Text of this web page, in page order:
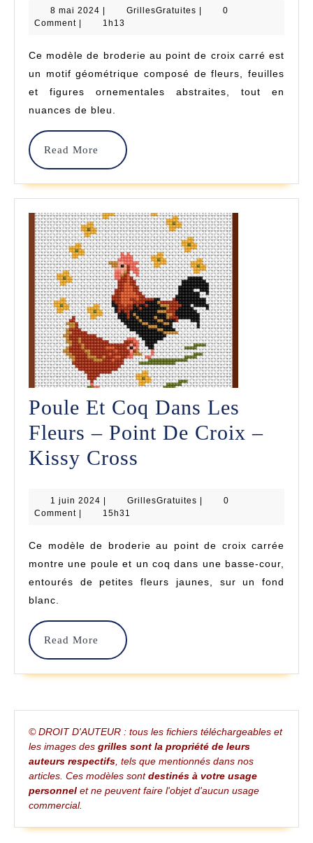
De
Croix
Fils
8 mai 2024 8
mai
GrillesGratuites GrillesGratuites
0
Comment
1h13
Ce modèle de broderie au point de croix carré est
un motif géométrique composé de fleurs, feuilles
et figures ornementales abstraites, tout en
nuances de bleu.
Read More
Read
More
Poule Et Coq Dans Les
Fleurs – Point De Croix –
Kissy Cross
Coq
Les
Fleurs
Croix
–
Kissy
Cross
1 juin 2024 1
juin
GrillesGratuites GrillesGratuites
0
Comment
15h31
Ce modèle de broderie au point de croix carrée
montre une poule et un coq dans une basse-cour,
entourés de petites fleurs jaunes, sur un fond
blanc.
Read More
Read
More
© DROIT D'AUTEUR : tous les fichiers téléchargeables et
les images des grilles sont la propriété de leurs
auteurs respectifs , tels que mentionnés dans nos
articles. Ces modèles sontdestinés à votre usage
personnel et ne peuvent faire l'objet d'aucun usage
commercial.